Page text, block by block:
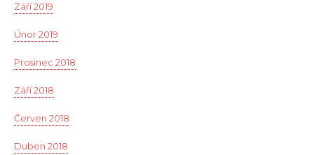
Září 2019
Únor 2019
Prosinec 2018
Září 2018
Červen 2018
Duben 2018